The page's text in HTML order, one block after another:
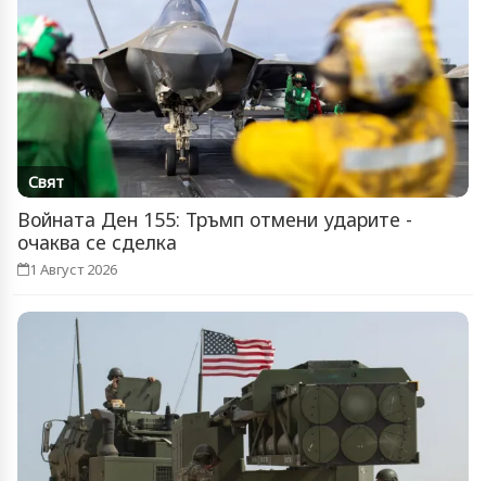
Свят
Войната Ден 155: Тръмп отмени ударите -
очаква се сделка
1 Август 2026